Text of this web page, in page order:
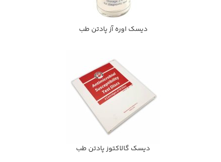
ديسك اوره آز پادتن طب
ديسك گالاكتوز پادتن طب